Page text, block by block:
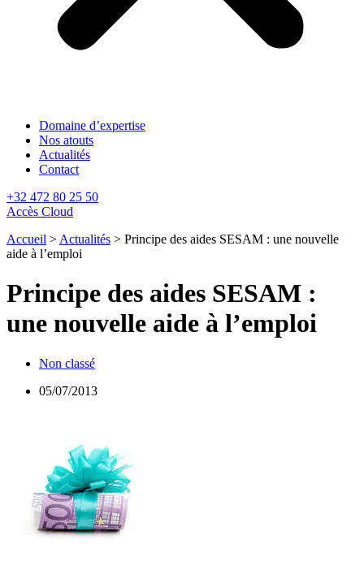
Domaine d’expertise
Nos atouts
Actualités
Contact
+32 472 80 25 50
Accès Cloud
Accueil > Actualités > Principe des aides SESAM : une nouvelle
aide à l’emploi
Principe des aides SESAM :
une nouvelle aide à l’emploi
Non classé
05/07/2013